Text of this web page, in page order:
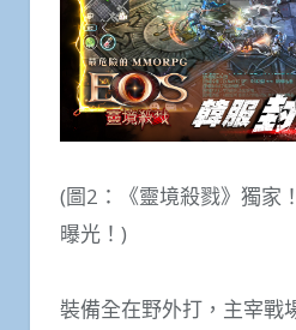
(圖2：《靈境殺戮》獨家
曝光！)
裝備全在野外打，主宰戰